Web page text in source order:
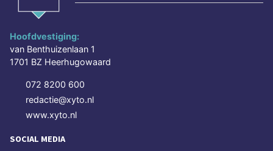
Hoofdvestiging:
van Benthuizenlaan 1
1701 BZ Heerhugowaard
072 8200 600
redactie@xyto.nl
www.xyto.nl
SOCIAL MEDIA